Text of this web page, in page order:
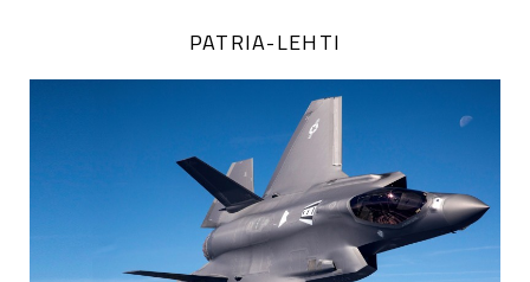
PATRIA-LEHTI